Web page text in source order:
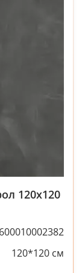
120x120
600010002382
120*120 см